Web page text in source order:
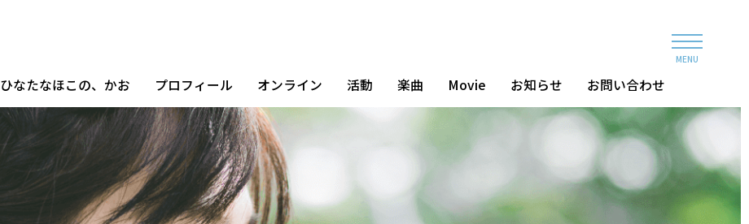
ひなたなほこの、かお プロフィール オンライン 活動 楽曲 Movie お知らせ お問い合わせ
MENU